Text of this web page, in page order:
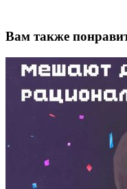
Вам также